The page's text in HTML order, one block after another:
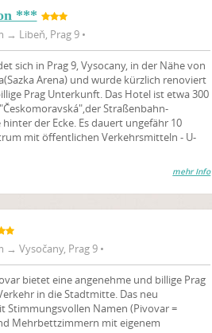
***
→ Libeň, Prag 9 •
sich in Prag 9, Vysocany, in der Nähe von
Arena) und wurde kürzlich renoviert
Prag Unterkunft. Das Hotel ist etwa 300
Straßenbahn-
der Ecke. Es dauert ungefähr 10
mit öffentlichen Verkehrsmitteln - U-
mehr Info
→ Vysočany, Prag 9 •
bietet eine angenehme und billige Prag
in die Stadtmitte. Das neu
Stimmungsvollen Namen (Pivovar =
Mehrbettzimmern mit eigenem